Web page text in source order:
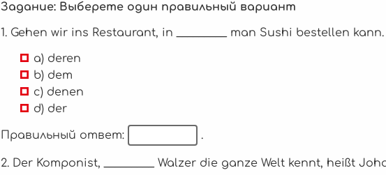
Задание: Выберете один правильный вариант
1. Gehen wir ins Restaurant, in _________ man Sushi bestellen kann.
a) deren
b) dem
c) denen
d) der
Правильный ответ: .
2. Der Komponist, _________ Walzer die ganze Welt kennt, heißt